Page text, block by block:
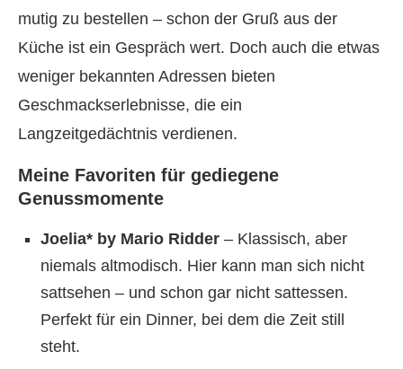
mutig zu bestellen – schon der Gruß aus der
Küche ist ein Gespräch wert. Doch auch die etwas
weniger bekannten Adressen bieten
Geschmackserlebnisse, die ein
Langzeitgedächtnis verdienen.
Meine Favoriten für gediegene
Genussmomente
Joelia* by Mario Ridder – Klassisch, aber
niemals altmodisch. Hier kann man sich nicht
sattsehen – und schon gar nicht sattessen.
Perfekt für ein Dinner, bei dem die Zeit still
steht.